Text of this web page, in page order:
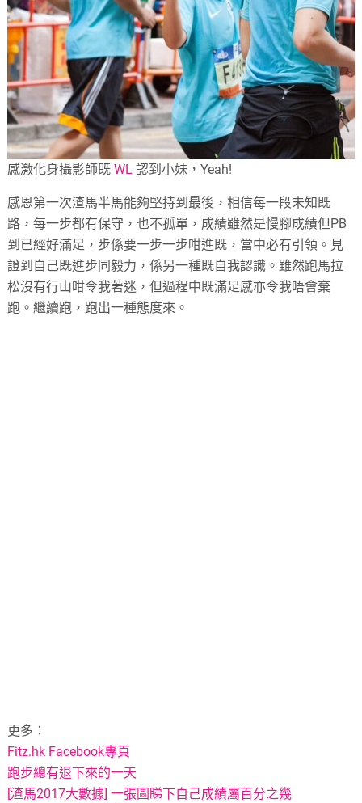
感激化身攝影師既WL 認到小妹，Yeah!
感恩第一次渣馬半馬能夠堅持到最後，相信每一段未知既
路，每一步都有保守，也不孤單，成績雖然是慢腳成績但PB
到已經好滿足，步係要一步一步咁進既，當中必有引領。見
證到自己既進步同毅力，係另一種既自我認識。雖然跑馬拉
松沒有行山咁令我著迷，但過程中既滿足感亦令我唔會棄
跑。繼續跑，跑出一種態度來。
更多：
Fitz.hk Facebook專頁
跑步總有退下來的一天
[渣馬2017大數據] 一張圖睇下自己成績屬百分之幾